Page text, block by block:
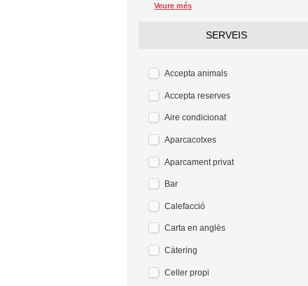
Veure més
SERVEIS
Accepta animals
Accepta reserves
Aire condicionat
Aparcacotxes
Aparcament privat
Bar
Calefacció
Carta en anglès
Càtering
Celler propi